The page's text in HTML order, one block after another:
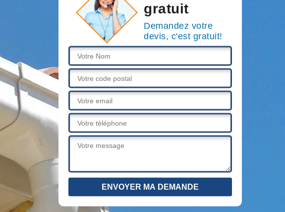
gratuit
Demandez votre
devis, c'est gratuit!